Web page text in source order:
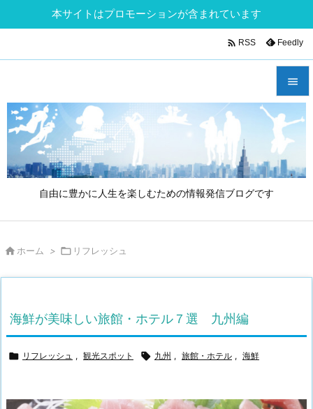
本サイトはプロモーションが含まれています
自由に豊かに人生を楽しむための情報発信ブログです


メニュ

サイド


 RSS Feedly
ホーム >  リフレッシュ
海鮮が美味しい旅館・ホテル７選 九州編
 リフレッシュ , 観光スポット  九州 , 旅館・ホテル , 海鮮